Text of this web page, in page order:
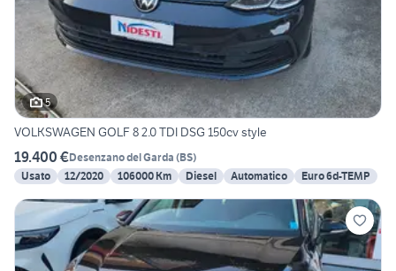
5
VOLKSWAGEN GOLF 8 2.0 TDI DSG 150cv style
19.400 €Desenzano del Garda (BS)
Usato
12/2020 106000 Km Diesel Automatico Euro 6d-TEMP